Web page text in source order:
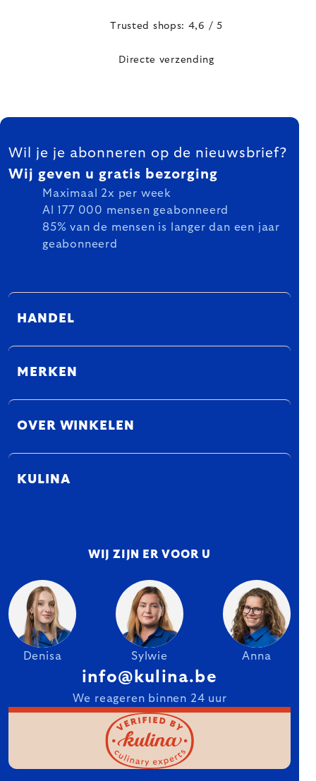
Trusted shops: 4,6 / 5
Directe verzending
FOOTER
Wil je je abonneren op de nieuwsbrief?
Wij geven u gratis bezorging
Maximaal 2x per week
Al 177 000 mensen geabonneerd
85% van de mensen is langer dan een jaar
geabonneerd
HANDEL
MERKEN
OVER WINKELEN
KULINA
WIJ ZIJN ER VOOR U
Denisa Sylwie Anna
info@kulina.be
We reageren binnen 24 uur